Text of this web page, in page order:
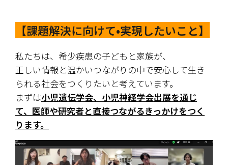
【課題解決に向けて•実現したいこと】
私たちは、希少疾患の子どもと家族が、
正しい情報と温かいつながりの中で安心して生き
られる社会をつくりたいと考えています。
まずは小児遺伝学会、小児神経学会出展を通じ
て、医師や研究者と直接つながるきっかけをつく
ります。